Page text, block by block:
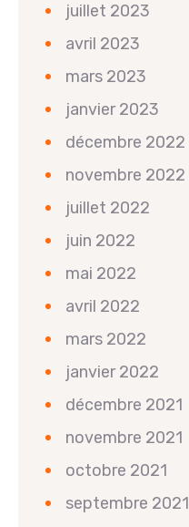
juillet 2023
avril 2023
mars 2023
janvier 2023
décembre 2022
novembre 2022
juillet 2022
juin 2022
mai 2022
avril 2022
mars 2022
janvier 2022
décembre 2021
novembre 2021
octobre 2021
septembre 2021